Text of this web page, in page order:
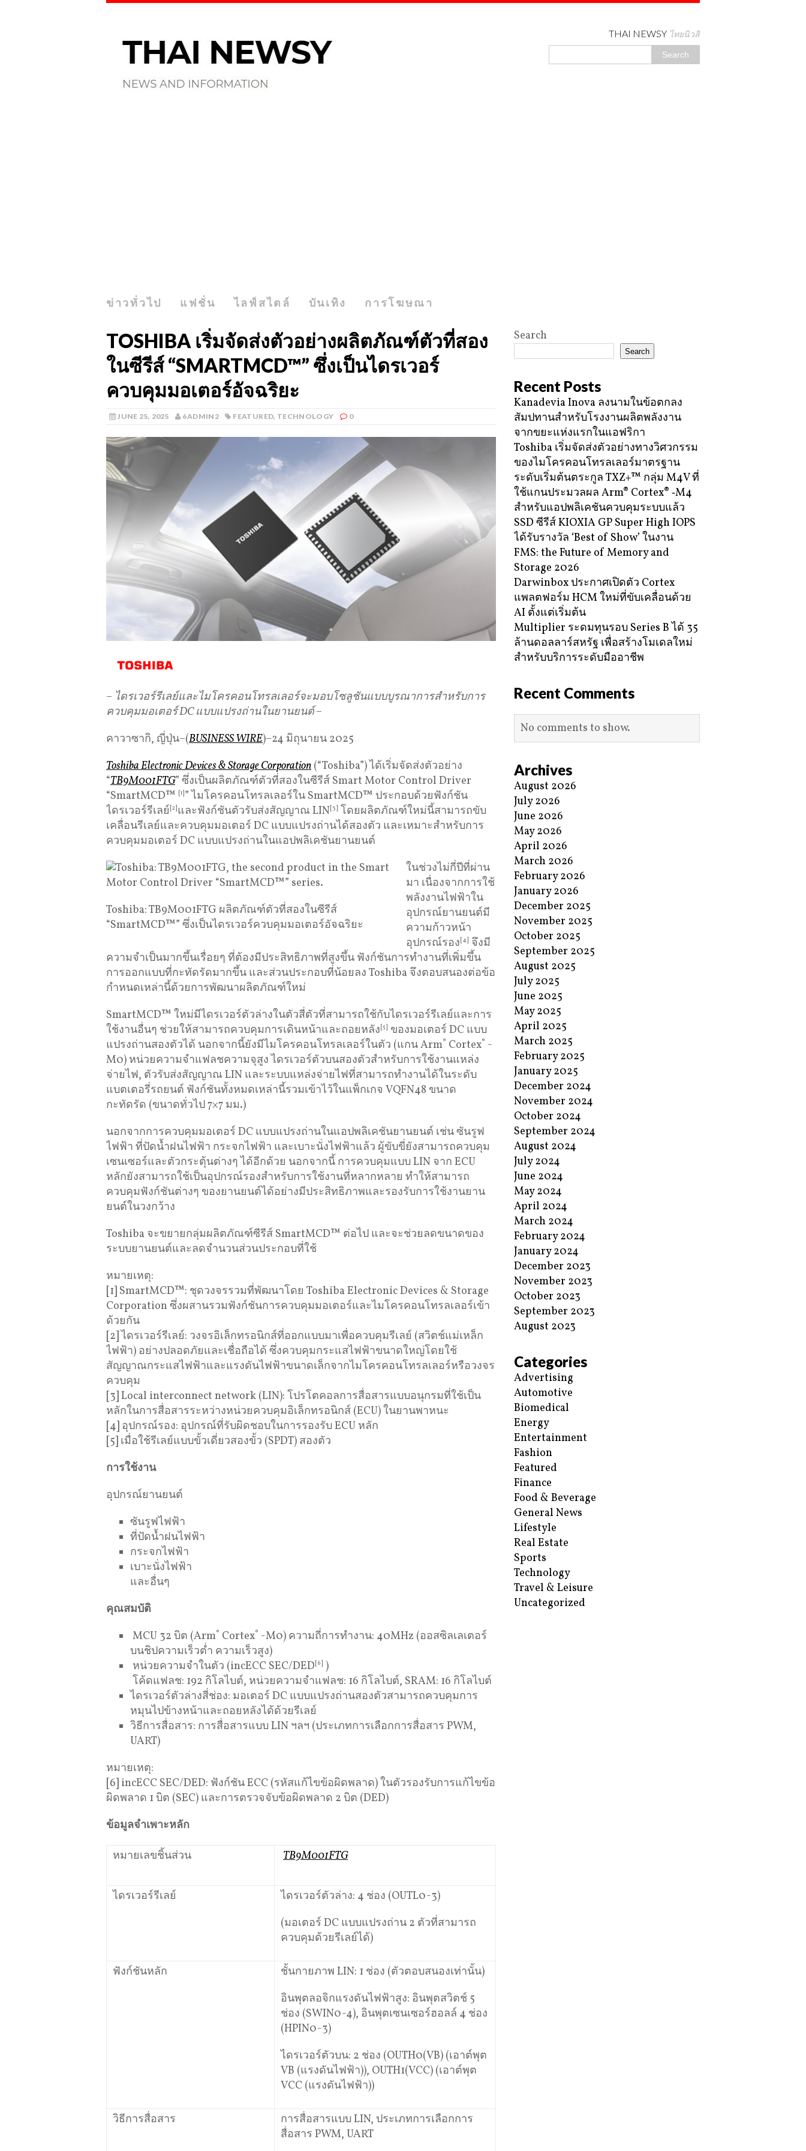
THAI NEWSY ไทยนิวสี่
ข่าวทั่วไป แฟชั่น ไลฟ์สไตล์ บันเทิง การโฆษณา
TOSHIBA เริ่มจัดส่งตัวอย่างผลิตภัณฑ์ตัวที่สอง
ในซีรีส์ “SMARTMCD™” ซึ่งเป็นไดรเวอร์
ควบคุมมอเตอร์อัจฉริยะ
JUNE 25, 2025 6ADMIN2 FEATURED, TECHNOLOGY 0
– ไดรเวอร์รีเลย์และไมโครคอนโทรลเลอร์จะมอบโซลูชันแบบบูรณาการสำหรับการ
ควบคุมมอเตอร์DCแบบแปรงถ่านในยานยนต์–
คาวาซากิ, ญี่ปุ่น–(BUSINESS WIRE)–24 มิถุนายน 2025
Toshiba Electronic Devices & Storage Corporation (“Toshiba”) ได้เริ่มจัดส่งตัวอย่าง
“TB9M001FTG” ซึ่งเป็นผลิตภัณฑ์ตัวที่สองในซีรีส์ Smart Motor Control Driver
“SmartMCD™ [1]” ไมโครคอนโทรลเลอร์ใน SmartMCD™ ประกอบด้วยฟังก์ชัน
ไดรเวอร์รีเลย์ [2]และฟังก์ชันตัวรับส่งสัญญาณ LIN[3] โดยผลิตภัณฑ์ใหม่นี้สามารถขับ
เคลื่อนรีเลย์และควบคุมมอเตอร์ DC แบบแปรงถ่านได้สองตัว และเหมาะสำหรับการ
ควบคุมมอเตอร์ DC แบบแปรงถ่านในแอปพลิเคชันยานยนต์
Toshiba: TB9M001FTG ผลิตภัณฑ์ตัวที่สองในซีรีส์
“SmartMCD™” ซึ่งเป็นไดรเวอร์ควบคุมมอเตอร์อัจฉริยะ
ในช่วงไม่กี่ปีที่ผ่าน
มา เนื่องจากการใช้
พลังงานไฟฟ้าใน
อุปกรณ์ยานยนต์มี
ความก้าวหน้า
อุปกรณ์รอง[4] จึงมี
ความจำเป็นมากขึ้นเรื่อยๆ ที่ต้องมีประสิทธิภาพที่สูงขึ้น ฟังก์ชันการทำงานที่เพิ่มขึ้น
การออกแบบที่กะทัดรัดมากขึ้น และส่วนประกอบที่น้อยลง Toshiba จึงตอบสนองต่อข้อ
กำหนดเหล่านี้ด้วยการพัฒนาผลิตภัณฑ์ใหม่
SmartMCD™ ใหม่มีไดรเวอร์ตัวล่างในตัวสี่ตัวที่สามารถใช้กับไดรเวอร์รีเลย์และการ
ใช้งานอื่นๆ ช่วยให้สามารถควบคุมการเดินหน้าและถอยหลัง[5] ของมอเตอร์ DC แบบ
แปรงถ่านสองตัวได้ นอกจากนี้ยังมีไมโครคอนโทรลเลอร์ในตัว (แกน Arm® Cortex® -
M0) หน่วยความจำแฟลชความจุสูง ไดรเวอร์ตัวบนสองตัวสำหรับการใช้งานแหล่ง
จ่ายไฟ, ตัวรับส่งสัญญาณ LIN และระบบแหล่งจ่ายไฟที่สามารถทำงานได้ในระดับ
แบตเตอรี่รถยนต์ ฟังก์ชันทั้งหมดเหล่านี้รวมเข้าไว้ในแพ็กเกจ VQFN48 ขนาด
กะทัดรัด (ขนาดทั่วไป 7×7 มม.)
นอกจากการควบคุมมอเตอร์ DC แบบแปรงถ่านในแอปพลิเคชันยานยนต์ เช่น ซันรูฟ
ไฟฟ้า ที่ปัดน้ำฝนไฟฟ้า กระจกไฟฟ้า และเบาะนั่งไฟฟ้าแล้ว ผู้ขับขี่ยังสามารถควบคุม
เซนเซอร์และตัวกระตุ้นต่างๆ ได้อีกด้วย นอกจากนี้ การควบคุมแบบ LIN จาก ECU
หลักยังสามารถใช้เป็นอุปกรณ์รองสำหรับการใช้งานที่หลากหลาย ทำให้สามารถ
ควบคุมฟังก์ชันต่างๆ ของยานยนต์ได้อย่างมีประสิทธิภาพและรองรับการใช้งานยาน
ยนต์ในวงกว้าง
Toshiba จะขยายกลุ่มผลิตภัณฑ์ซีรีส์ SmartMCD™ ต่อไป และจะช่วยลดขนาดของ
ระบบยานยนต์และลดจำนวนส่วนประกอบที่ใช้
หมายเหตุ:
[1] SmartMCD™: ชุดวงจรรวมที่พัฒนาโดย Toshiba Electronic Devices & Storage
Corporation ซึ่งผสานรวมฟังก์ชันการควบคุมมอเตอร์และไมโครคอนโทรลเลอร์เข้า
ด้วยกัน
[2] ไดรเวอร์รีเลย์: วงจรอิเล็กทรอนิกส์ที่ออกแบบมาเพื่อควบคุมรีเลย์ (สวิตช์แม่เหล็ก
ไฟฟ้า) อย่างปลอดภัยและเชื่อถือได้ ซึ่งควบคุมกระแสไฟฟ้าขนาดใหญ่โดยใช้
สัญญาณกระแสไฟฟ้าและแรงดันไฟฟ้าขนาดเล็กจากไมโครคอนโทรลเลอร์หรือวงจร
ควบคุม
[3] Local interconnect network (LIN): โปรโตคอลการสื่อสารแบบอนุกรมที่ใช้เป็น
หลักในการสื่อสารระหว่างหน่วยควบคุมอิเล็กทรอนิกส์ (ECU) ในยานพาหนะ
[4] อุปกรณ์รอง: อุปกรณ์ที่รับผิดชอบในการรองรับ ECU หลัก
[5] เมื่อใช้รีเลย์แบบขั้วเดี่ยวสองขั้ว (SPDT) สองตัว
การใช้งาน
อุปกรณ์ยานยนต์
ซันรูฟไฟฟ้า
ที่ปัดน้ำฝนไฟฟ้า
กระจกไฟฟ้า
เบาะนั่งไฟฟ้า
และอื่นๆ
คุณสมบัติ
MCU 32 บิต (Arm® Cortex® -M0) ความถี่การทำงาน: 40MHz (ออสซิลเลเตอร์
บนชิปความเร็วต่ำ ความเร็วสูง)
หน่วยความจำในตัว (incECC SEC/DED[6] )
โค้ดแฟลช: 192 กิโลไบต์, หน่วยความจำแฟลช: 16 กิโลไบต์, SRAM: 16 กิโลไบต์
ไดรเวอร์ตัวล่างสี่ช่อง: มอเตอร์ DC แบบแปรงถ่านสองตัวสามารถควบคุมการ
หมุนไปข้างหน้าและถอยหลังได้ด้วยรีเลย์
วิธีการสื่อสาร: การสื่อสารแบบ LIN ฯลฯ (ประเภทการเลือกการสื่อสาร PWM,
UART)
หมายเหตุ:
[6] incECC SEC/DED: ฟังก์ชัน ECC (รหัสแก้ไขข้อผิดพลาด) ในตัวรองรับการแก้ไขข้อ
ผิดพลาด 1 บิต (SEC) และการตรวจจับข้อผิดพลาด 2 บิต (DED)
ข้อมูลจำเพาะหลัก
หมายเลขชิ้นส่วน TB9M001FTG
ไดรเวอร์รีเลย์
ไดรเวอร์ตัวล่าง: 4 ช่อง (OUTL0-3)
(มอเตอร์ DC แบบแปรงถ่าน 2 ตัวที่สามารถ
ควบคุมด้วยรีเลย์ได้)
ฟังก์ชันหลัก
ชั้นกายภาพ LIN: 1 ช่อง (ตัวตอบสนองเท่านั้น)
อินพุตลอจิกแรงดันไฟฟ้าสูง: อินพุตสวิตช์ 5
ช่อง (SWIN0-4), อินพุตเซนเซอร์ฮอลล์ 4 ช่อง
(HPIN0-3)
ไดรเวอร์ตัวบน: 2 ช่อง (OUTH0(VB) (เอาต์พุต
VB (แรงดันไฟฟ้า)), OUTH1(VCC) (เอาต์พุต
VCC (แรงดันไฟฟ้า))
วิธีการสื่อสาร
การสื่อสารแบบ LIN, ประเภทการเลือกการ
สื่อสาร PWM, UART
Search
Search
Recent Posts
Kanadevia Inova ลงนามในข้อตกลง
สัมปทานสำหรับโรงงานผลิตพลังงาน
จากขยะแห่งแรกในแอฟริกา
Toshiba เริ่มจัดส่งตัวอย่างทางวิศวกรรม
ของไมโครคอนโทรลเลอร์มาตรฐาน
ระดับเริ่มต้นตระกูล TXZ+™ กลุ่ม M4V ที่
ใช้แกนประมวลผล Arm® Cortex® ‑M4
สำหรับแอปพลิเคชันควบคุมระบบแล้ว
SSD ซีรีส์ KIOXIA GP Super High IOPS
ได้รับรางวัล ‘Best of Show’ ในงาน
FMS: the Future of Memory and
Storage 2026
Darwinbox ประกาศเปิดตัว Cortex
แพลตฟอร์ม HCM ใหม่ที่ขับเคลื่อนด้วย
AI ตั้งแต่เริ่มต้น
Multiplier ระดมทุนรอบ Series B ได้ 35
ล้านดอลลาร์สหรัฐ เพื่อสร้างโมเดลใหม่
สำหรับบริการระดับมืออาชีพ
Recent Comments
No comments to show.
Archives
August 2026
July 2026
June 2026
May 2026
April 2026
March 2026
February 2026
January 2026
December 2025
November 2025
October 2025
September 2025
August 2025
July 2025
June 2025
May 2025
April 2025
March 2025
February 2025
January 2025
December 2024
November 2024
October 2024
September 2024
August 2024
July 2024
June 2024
May 2024
April 2024
March 2024
February 2024
January 2024
December 2023
November 2023
October 2023
September 2023
August 2023
Categories
Advertising
Automotive
Biomedical
Energy
Entertainment
Fashion
Featured
Finance
Food & Beverage
General News
Lifestyle
Real Estate
Sports
Technology
Travel & Leisure
Uncategorized